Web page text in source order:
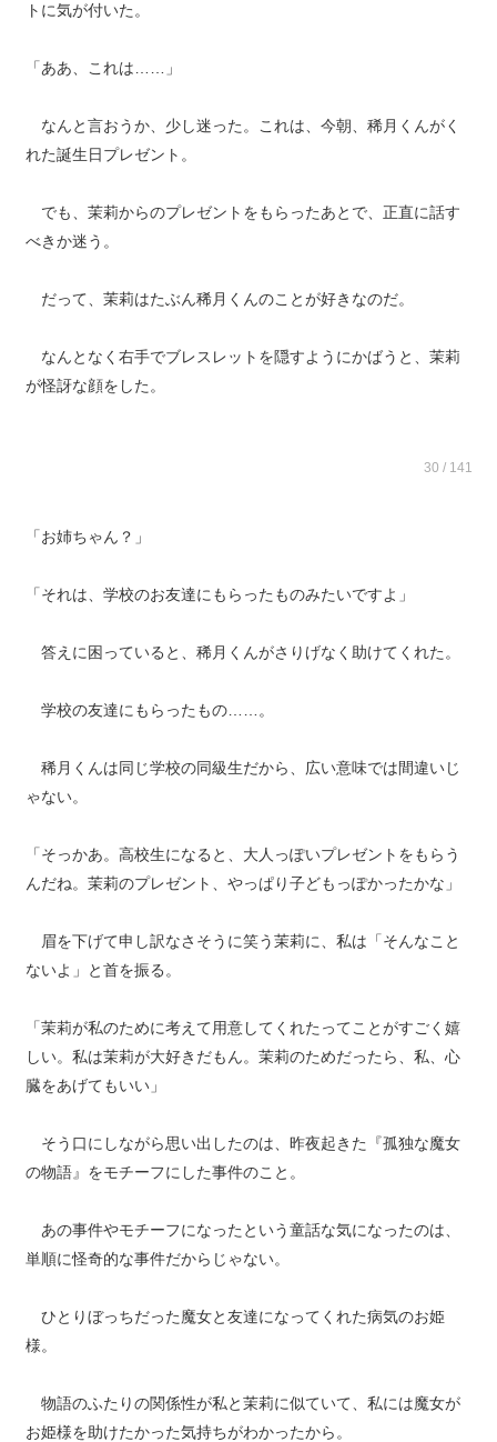
トに気が付いた。
「ああ、これは……」
なんと言おうか、少し迷った。これは、今朝、稀月くんがく
れた誕生日プレゼント。
でも、茉莉からのプレゼントをもらったあとで、正直に話す
べきか迷う。
だって、茉莉はたぶん稀月くんのことが好きなのだ。
なんとなく右手でブレスレットを隠すようにかばうと、茉莉
が怪訝な顔をした。
30 / 141
「お姉ちゃん？」
「それは、学校のお友達にもらったものみたいですよ」
答えに困っていると、稀月くんがさりげなく助けてくれた。
学校の友達にもらったもの……。
稀月くんは同じ学校の同級生だから、広い意味では間違いじ
ゃない。
「そっかあ。高校生になると、大人っぽいプレゼントをもらう
んだね。茉莉のプレゼント、やっぱり子どもっぽかったかな」
眉を下げて申し訳なさそうに笑う茉莉に、私は「そんなこと
ないよ」と首を振る。
「茉莉が私のために考えて用意してくれたってことがすごく嬉
しい。私は茉莉が大好きだもん。茉莉のためだったら、私、心
臓をあげてもいい」
そう口にしながら思い出したのは、昨夜起きた『孤独な魔女
の物語』をモチーフにした事件のこと。
あの事件やモチーフになったという童話な気になったのは、
単順に怪奇的な事件だからじゃない。
ひとりぼっちだった魔女と友達になってくれた病気のお姫
様。
物語のふたりの関係性が私と茉莉に似ていて、私には魔女が
お姫様を助けたかった気持ちがわかったから。